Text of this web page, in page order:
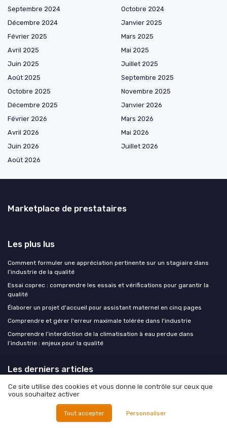
Septembre 2024
Octobre 2024
Décembre 2024
Janvier 2025
Février 2025
Mars 2025
Avril 2025
Mai 2025
Juin 2025
Juillet 2025
Août 2025
Septembre 2025
Octobre 2025
Novembre 2025
Décembre 2025
Janvier 2026
Février 2026
Mars 2026
Avril 2026
Mai 2026
Juin 2026
Juillet 2026
Août 2026
Marketplace de prestataires
Les plus lus
Comment formuler une appréciation pertinente sur un stagiaire dans
l’industrie de la qualité
Essai coprec : comprendre les essais et vérifications pour garantir la
qualité
Élaborer un projet d'accueil pour assistant maternel en cinq pages
Comprendre et gérer l'erreur maximale tolérée dans l'industrie
Comprendre l’interdiction de la climatisation à eau perdue dans
l’industrie : enjeux pour la qualité
Les derniers articles
Loi Résilience devant l'Assemblée : pourquoi NIS2 concerne directement
le directeur qualité industriel
Comment structurer le calcul de la marge de sécurité pour renforcer la
gestion des risques en entreprise
Ce site utilise des cookies et vous donne le contrôle sur ceux que
vous souhaitez activer
Tout accepter Personnaliser